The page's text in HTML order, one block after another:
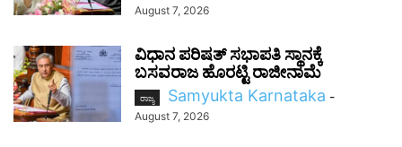
August 7, 2026
ವಿಧಾನ ಪರಿಷತ್ ಸಭಾಪತಿ ಸ್ಥಾನಕ್ಕೆ
ಬಸವರಾಜ ಹೊರಟ್ಟಿ ರಾಜೀನಾಮೆ
ರಾಜ್ಯ Samyukta Karnataka -
August 7, 2026